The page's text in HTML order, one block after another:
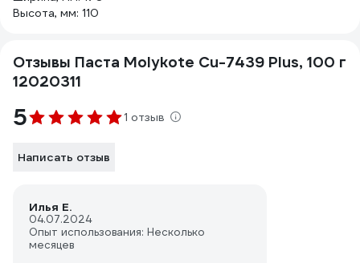
Высота, мм: 110
Отзывы Паста Molykote Cu-7439 Plus, 100 г
12020311
5 1 отзыв
Написать отзыв
Илья Е.
04.07.2024
Опыт использования: Несколько
месяцев